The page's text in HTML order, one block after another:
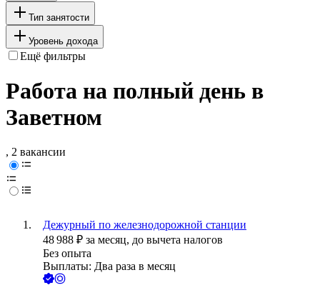
Тип занятости
Уровень дохода
Ещё фильтры
Работа на полный день в
Заветном
, 2 вакансии
Дежурный по железнодорожной станции
48 988 ₽ за месяц, до вычета налогов
Без опыта
Выплаты: Два раза в месяц